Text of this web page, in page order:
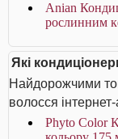
Anian
рослинним
Які
Найдорожчими
волосся
Phyto Color